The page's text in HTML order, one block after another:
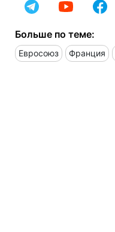
Больше по теме:
Евросоюз Франция